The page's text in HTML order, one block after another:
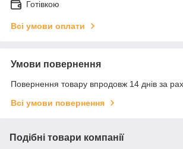
Готівкою
Всі умови оплати
Умови повернення
Повернення товару впродовж 14 днів за
Всі умови повернення
Подібні товари компанії